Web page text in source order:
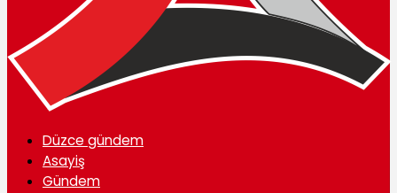
Düzce gündem
Asayiş
Gündem